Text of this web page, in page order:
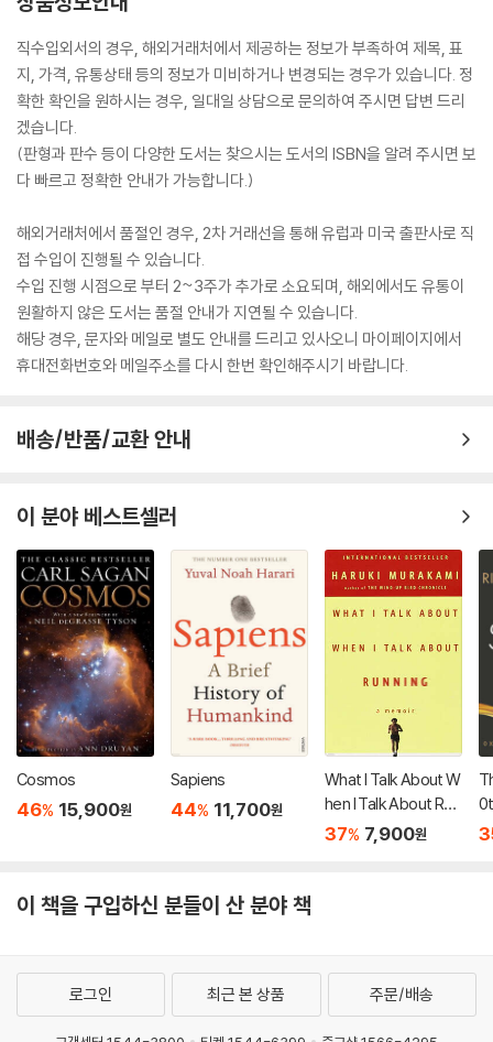
직수입외서의 경우, 해외거래처에서 제공하는 정보가 부족하여 제목, 표
지, 가격, 유통상태 등의 정보가 미비하거나 변경되는 경우가 있습니다. 정
확한 확인을 원하시는 경우, 일대일 상담으로 문의하여 주시면 답변 드리
겠습니다.
(판형과 판수 등이 다양한 도서는 찾으시는 도서의 ISBN을 알려 주시면 보
다 빠르고 정확한 안내가 가능합니다.)
해외거래처에서 품절인 경우, 2차 거래선을 통해 유럽과 미국 출판사로 직
접 수입이 진행될 수 있습니다.
수입 진행 시점으로 부터 2~3주가 추가로 소요되며, 해외에서도 유통이
원활하지 않은 도서는 품절 안내가 지연될 수 있습니다.
해당 경우, 문자와 메일로 별도 안내를 드리고 있사오니 마이페이지에서
휴대전화번호와 메일주소를 다시 한번 확인해주시기 바랍니다.
배송/반품/교환 안내
이 분야 베스트셀러
Cosmos
46% 15,900원
Sapiens
44% 11,700원
What I Talk About W
hen I Talk About Run
ning
37% 7,900원
이 책을 구입하신 분들이 산 분야 책
로그인 최근 본 상품 주문/배송